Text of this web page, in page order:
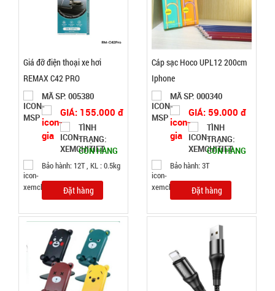
Test ,
Cân nặng :
0.3kg
Đặt
Quạt phun
Air Cooler
004338
70.000 đ
Giá đỡ điện thoại xe hơi
REMAX C42 PRO
MÃ SP: 005380
GIÁ: 155.000 đ
TÌNH
TRẠNG:
CÒN HÀNG
Bảo hành: 12T , KL : 0.5kg
Đặt hàng
Cáp sạc Hoco UPL12 200cm
Iphone
MÃ SP: 000340
GIÁ: 59.000 đ
TÌNH
TRẠNG:
CÒN HÀNG
Bảo hành: 3T
Đặt hàng